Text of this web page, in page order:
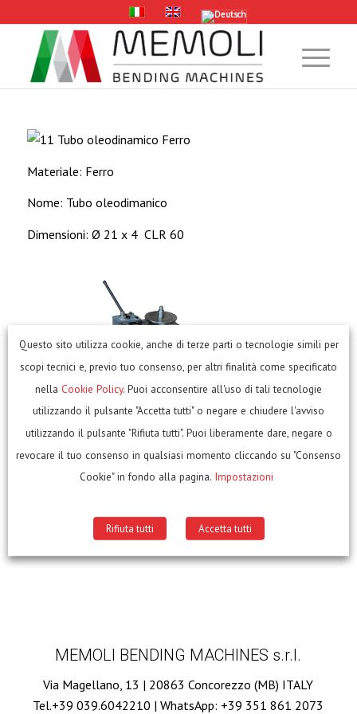
Materiale: Ferro
Nome: Tubo oleodimanico
Dimensioni: Ø 21 x 4 CLR 60
ETM 60 Curvatubi senza anima
MEMOLI BENDING MACHINES s.r.l.
Via Magellano, 13 | 20863 Concorezzo (MB) ITALY
Tel.+39 039.6042210 | WhatsApp: +39 351 861 2073
Questo sito utilizza cookie, anche di terze parti o tecnologie simili per
scopi tecnici e, previo tuo consenso, per altri finalità come specificato
nella Cookie Policy. Puoi acconsentire all'uso di tali tecnologie
utilizzando il pulsante "Accetta tutti" o negare e chiudere l'avviso
utilizzando il pulsante "Rifiuta tutti". Puoi liberamente dare, negare o
revocare il tuo consenso in qualsiasi momento cliccando su "Consenso
Cookie" in fondo alla pagina. Impostazioni
Rifiuta tutti Accetta tutti